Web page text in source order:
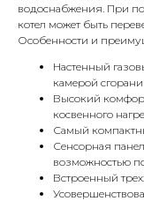
водоснабжения. При
котел может быть
Особенности и
Настенный
камерой
Высокий
косвенного
Самый
Сенсорная
возможностью
Встроенный
КОНТАКТЫ